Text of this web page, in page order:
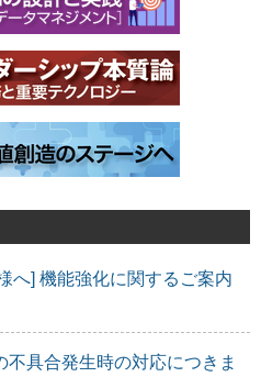
へ] 機能強化に関するご案内
具合発生時の対応につきま